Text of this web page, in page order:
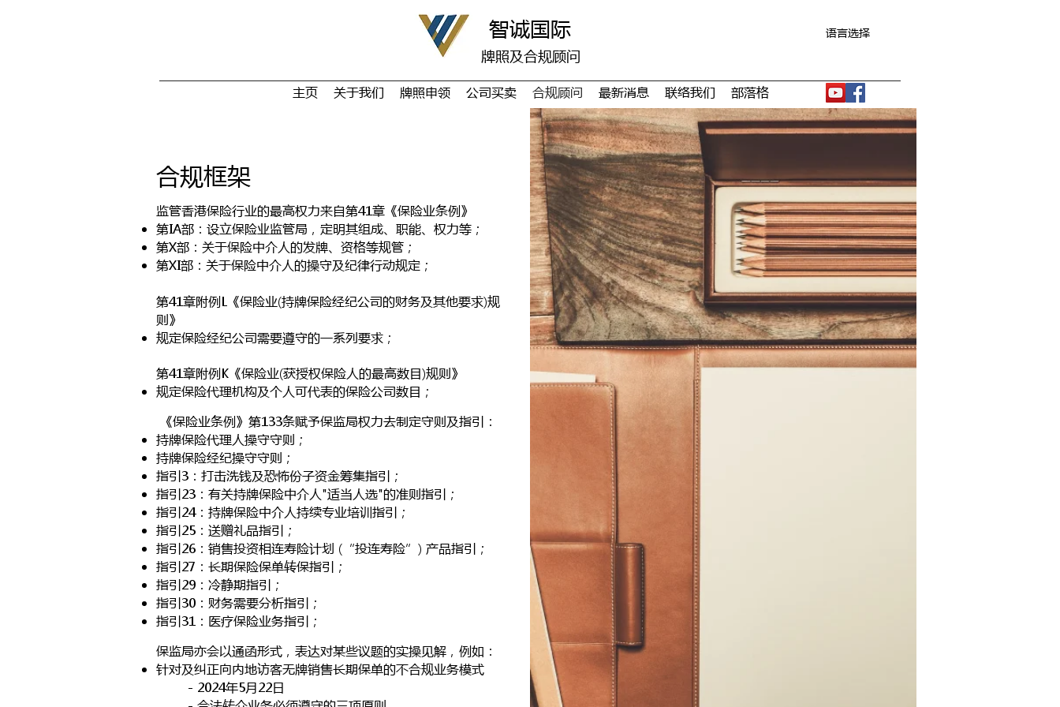
​智诚国际
牌照及合规顾问
语言选择
主页 关于我们 牌照申领 公司买卖 合规顾问 最新消息 联络我们 部落格
合规框架
监管香港保险行业的最高权力来自第41章《保险业条例》
第IA部：设立保险业监管局，定明其组成、职能、权力等；
第X部：关于保险中介人的发牌、资格等规管；
​第XI部：关于保险中介人的操守及纪律行动规定；
​第41章附例L《保险业(持牌保险经纪公司的财务及其他要求)规
则》
​规定保险经纪公司需要遵守的一系列要求；
​第41章附例K《保险业(获授权保险人的最高数目)规则》
规定保险代理机构及个人可代表的保险公司数目；
​《保险业条例》第133条赋予保监局权力去制定守则及指引：
持牌保险代理人操守守则；
持牌保险经纪操守守则；
指引3：打击洗钱及恐怖份子资金筹集指引；
指引23：有关持牌保险中介人"适当人选"的准则指引；
指引24：持牌保险中介人持续专业培训指引；
指引25：送赠礼品指引；
指引26：销售投资相连寿险计划 (“投连寿险”) 产品指引；
指引27：长期保险保单转保指引；
指引29：冷静期指引；
指引30：财务需要分析指引；
指引31：医疗保险业务指引；​​
保监局亦会以通函形式，表达对某些议题的实操见解，例如：
针对及纠正向内地访客无牌销售长期保单的不合规业务模式​​
- 2024年5月22日​